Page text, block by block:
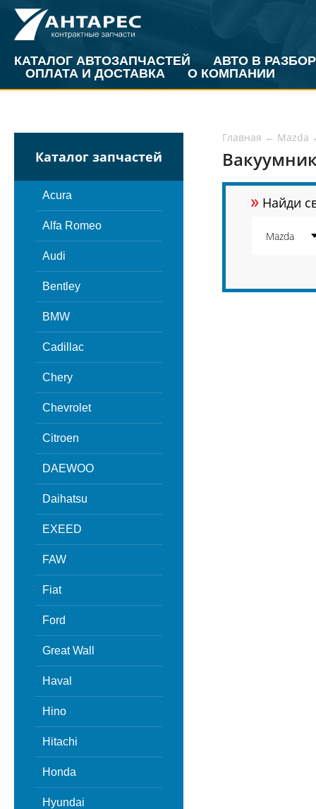
КАТАЛОГ АВТОЗАПЧАСТЕЙ
АВТО В РАЗБОР
ОПЛАТА И ДОСТАВКА
О КОМПАНИИ
Каталог запчастей
Acura
Alfa Romeo
Audi
Bentley
BMW
Cadillac
Chery
Chevrolet
Citroen
DAEWOO
Daihatsu
EXEED
FAW
Fiat
Ford
Great Wall
Haval
Hino
Hitachi
Honda
Hyundai
Главная ← Mazda
» Найди